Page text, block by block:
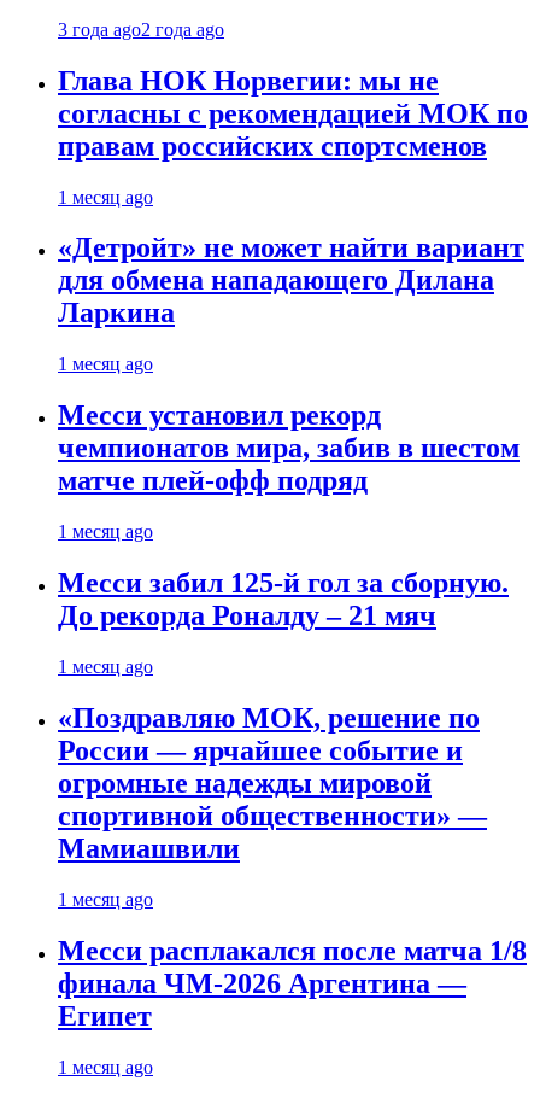
3 года ago2 года ago
Глава НОК Норвегии: мы не
согласны с рекомендацией МОК по
правам российских спортсменов
1 месяц ago
«Детройт» не может найти вариант
для обмена нападающего Дилана
Ларкина
1 месяц ago
Месси установил рекорд
чемпионатов мира, забив в шестом
матче плей‑офф подряд
1 месяц ago
Месси забил 125-й гол за сборную.
До рекорда Роналду – 21 мяч
1 месяц ago
«Поздравляю МОК, решение по
России — ярчайшее событие и
огромные надежды мировой
спортивной общественности» —
Мамиашвили
1 месяц ago
Месси расплакался после матча 1/8
финала ЧМ-2026 Аргентина —
Египет
1 месяц ago